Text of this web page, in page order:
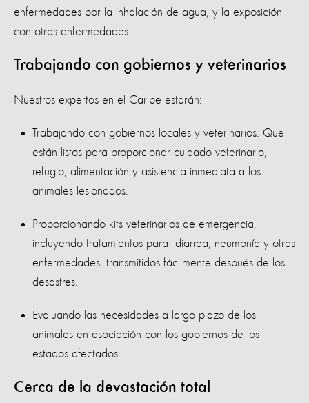
enfermedades por la inhalación de agua, y la exposición
con otras enfermedades.
Trabajando con gobiernos y veterinarios
Nuestros expertos en el Caribe estarán:
Trabajando con gobiernos locales y veterinarios. Que
están listos para proporcionar cuidado veterinario,
refugio, alimentación y asistencia inmediata a los
animales lesionados.
Proporcionando kits veterinarios de emergencia,
incluyendo tratamientos para diarrea, neumonía y otras
enfermedades, transmitidos fácilmente después de los
desastres.
Evaluando las necesidades a largo plazo de los
animales en asociación con los gobiernos de los
estados afectados.
Cerca de la devastación total